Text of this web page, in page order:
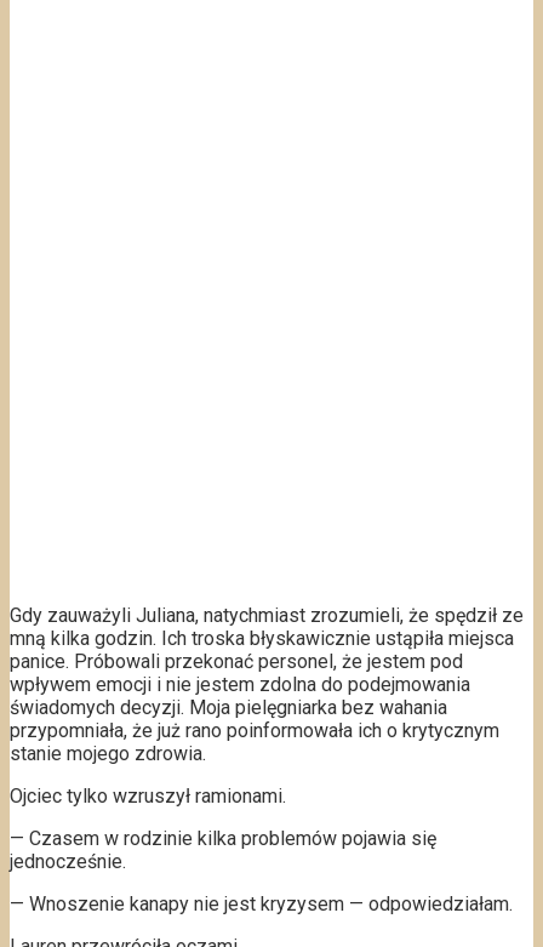
Gdy zauważyli Juliana, natychmiast zrozumieli, że spędził ze
mną kilka godzin. Ich troska błyskawicznie ustąpiła miejsca
panice. Próbowali przekonać personel, że jestem pod
wpływem emocji i nie jestem zdolna do podejmowania
świadomych decyzji. Moja pielęgniarka bez wahania
przypomniała, że już rano poinformowała ich o krytycznym
stanie mojego zdrowia.
Ojciec tylko wzruszył ramionami.
— Czasem w rodzinie kilka problemów pojawia się
jednocześnie.
— Wnoszenie kanapy nie jest kryzysem — odpowiedziałam.